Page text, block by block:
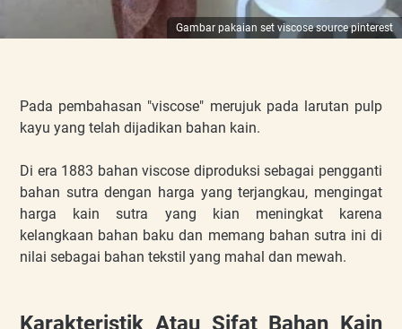
Gambar pakaian set viscose source pinterest
Pada pembahasan "viscose" merujuk pada larutan pulp
kayu yang telah dijadikan bahan kain.
Di era 1883 bahan viscose diproduksi sebagai pengganti
bahan sutra dengan harga yang terjangkau, mengingat
harga kain sutra yang kian meningkat karena
kelangkaan bahan baku dan memang bahan sutra ini di
nilai sebagai bahan tekstil yang mahal dan mewah.
Karakteristik Atau Sifat Bahan Kain